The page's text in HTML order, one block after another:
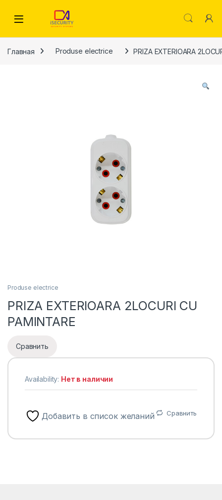
Главная Produse electrice PRIZA EXTERIOARA
Produse electrice
PRIZA EXTERIOARA 2LOCURI CU
PAMINTARE
Сравнить
Availability: Нет в наличии
Добавить в список желаний Сравнить